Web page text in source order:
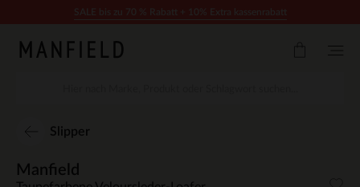
Slipper
Manfield